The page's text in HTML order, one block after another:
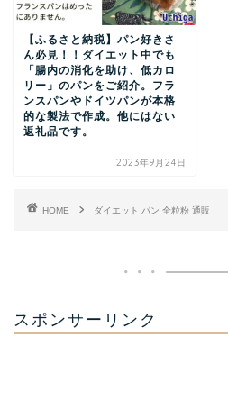
【ふるさと納税】パン好きさ
ん必見！！ダイエット中でも
「腸内の消化を助け、低カロ
リー」のパンをご紹介。フラ
ンスパンやドイツパンが本格
的な製法で作成。他にはない
返礼品です。
2023年9月24日
HOME ダイエット パン 全粒粉 通販
スポンサーリンク